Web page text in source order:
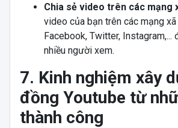
Chia sẻ video trên các mạng
video của bạn trên các mạng
Facebook, Twitter, Instagram,...
nhiều người xem.
7. Kinh nghiệm xây
đồng Youtube từ
thành công